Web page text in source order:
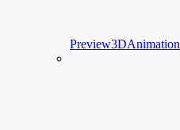
Preview3DAnimation